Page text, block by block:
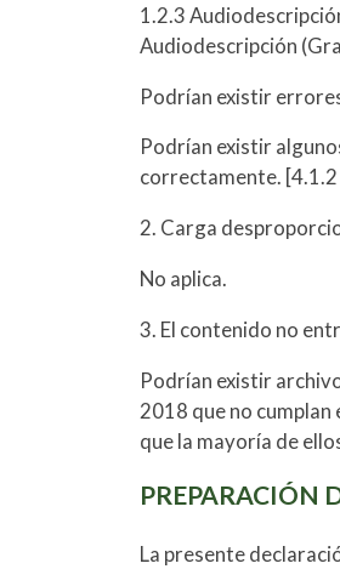
1.2.3
Audiodescripción
Podrían existir
Podrían existir
correctamente.
2. Carga
No aplica.
3. El contenido no
Podrían existir
2018 que no
que la mayoría de
PREPARACIÓN
La presente